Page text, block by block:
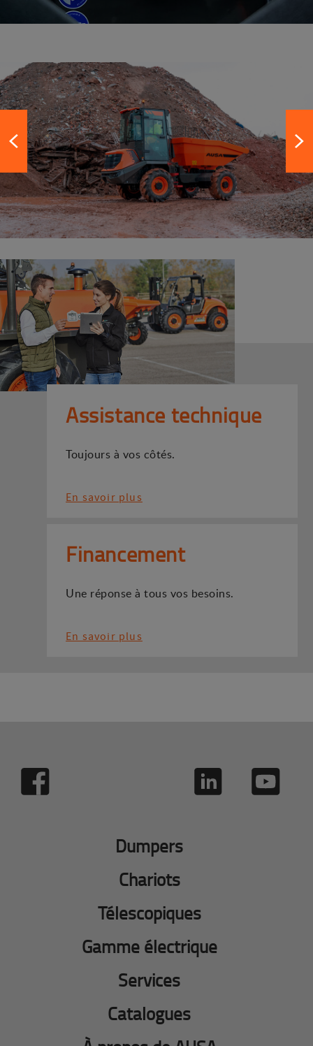
Assistance technique
Toujours à vos côtés.
En savoir plus
Financement
Une réponse à tous vos besoins.
En savoir plus
Dumpers
Chariots
Télescopiques
Gamme électrique
Services
Catalogues